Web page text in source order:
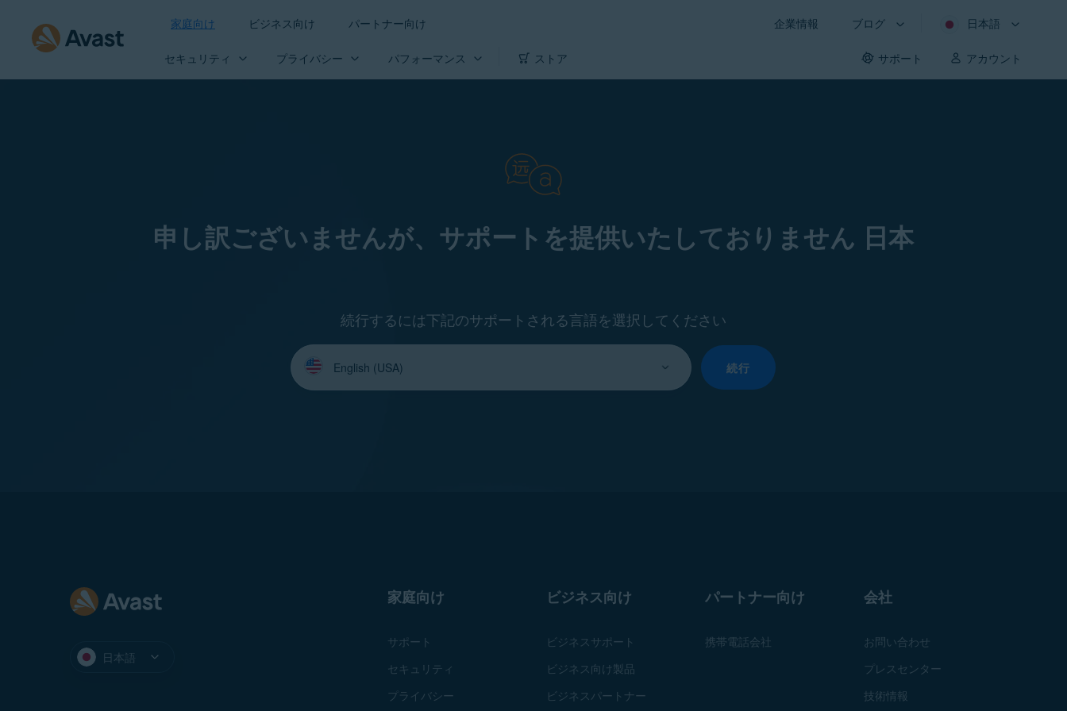
家庭向け ビジネス向け パートナー向け 企業情報 ブログ 日本語
セキュリティ プライバシー パフォーマンス ストア サポート アカウント
申し訳ございませんが、サポートを提供いたしておりません 日本
続行するには下記のサポートされる言語を選択してください
言
語
を
続行
日本語
家庭向け
サポート
セキュリティ
プライバシー
ビジネス向け
ビジネスサポート
ビジネス向け製品
ビジネスパートナー
パートナー向け
携帯電話会社
会社
お問い合わせ
プレスセンター
技術情報